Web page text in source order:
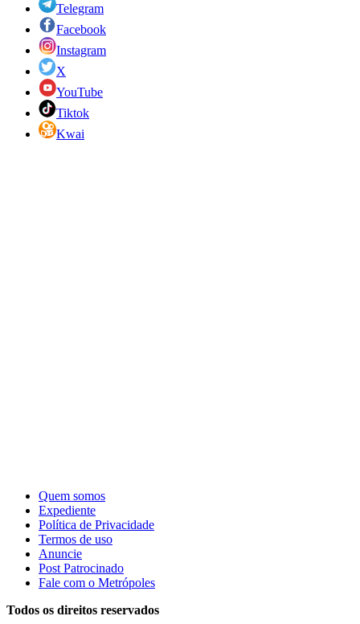
Telegram
Facebook
Instagram
X
YouTube
Tiktok
Kwai
Quem somos
Expediente
Política de Privacidade
Termos de uso
Anuncie
Post Patrocinado
Fale com o Metrópoles
Todos os direitos reservados